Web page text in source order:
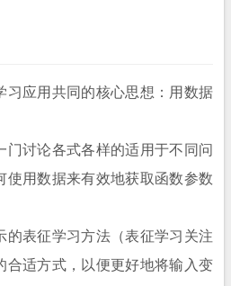
习应用共同的核心思想：用数据
讨论各式各样的适用于不同问
使用数据来有效地获取函数参数
的表征学习方法（表征学习关注
合适方式，以便更好地将输入变